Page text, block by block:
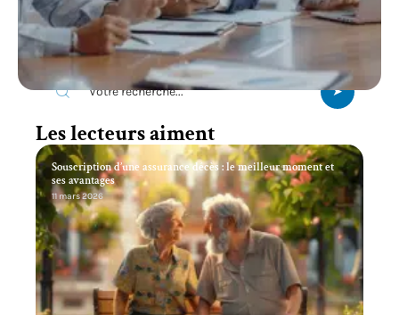
Recherche
Les lecteurs aiment
Souscription d’une assurance décès : le meilleur moment et
ses avantages
11 mars 2026